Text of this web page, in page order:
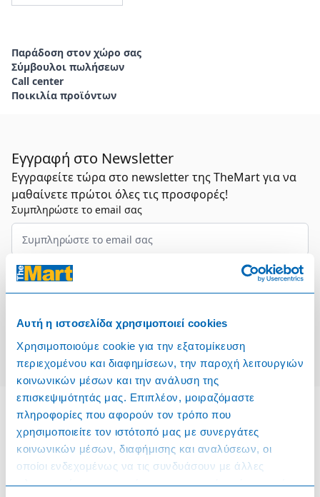
Αυτή η ιστοσελίδα χρησιμοποιεί cookies
Χρησιμοποιούμε cookie για την εξατομίκευση
περιεχομένου και διαφημίσεων, την παροχή λειτουργιών
κοινωνικών μέσων και την ανάλυση της
επισκεψιμότητάς μας. Επιπλέον, μοιραζόμαστε
πληροφορίες που αφορούν τον τρόπο που
χρησιμοποιείτε τον ιστότοπό μας με συνεργάτες
κοινωνικών μέσων, διαφήμισης και αναλύσεων, οι
οποίοι ενδεχομένως να τις συνδυάσουν με άλλες
πληροφορίες που τους έχετε παραχωρήσει ή τις οποίες
Παράδοση στον χώρο σας
Σύμβουλοι πωλήσεων
Call center
Ποικιλία προϊόντων
Εγγραφή στο Newsletter
Εγγραφείτε τώρα στο newsletter της TheMart για να
μαθαίνετε πρώτοι όλες τις προσφορές!
Συμπληρώστε το email σας
Επιλέξτε τον τομέα σας
Πληροφορίες
Όροι & Προϋποθέσεις